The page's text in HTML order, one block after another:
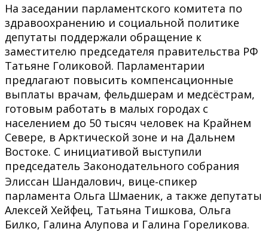
На заседании парламентского комитета по
здравоохранению и социальной политике
депутаты поддержали обращение к
заместителю председателя правительства РФ
Татьяне Голиковой. Парламентарии
предлагают повысить компенсационные
выплаты врачам, фельдшерам и медсёстрам,
готовым работать в малых городах с
населением до 50 тысяч человек на Крайнем
Севере, в Арктической зоне и на Дальнем
Востоке. С инициативой выступили
председатель Законодательного собрания
Элиссан Шандалович, вице‑спикер
парламента Ольга Шмаеник, а также депутаты
Алексей Хейфец, Татьяна Тишкова, Ольга
Билко, Галина Алупова и Галина Гореликова.